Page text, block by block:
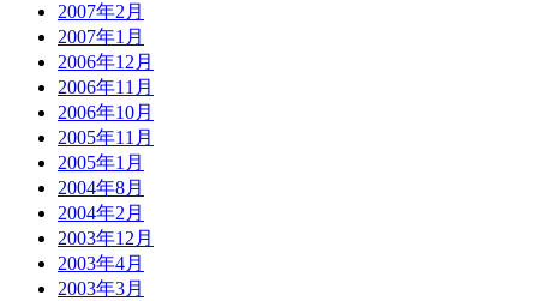
2007年2月
2007年1月
2006年12月
2006年11月
2006年10月
2005年11月
2005年1月
2004年8月
2004年2月
2003年12月
2003年4月
2003年3月